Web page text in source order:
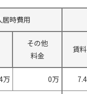
居時費用
その他
料金
賃料
万 0万